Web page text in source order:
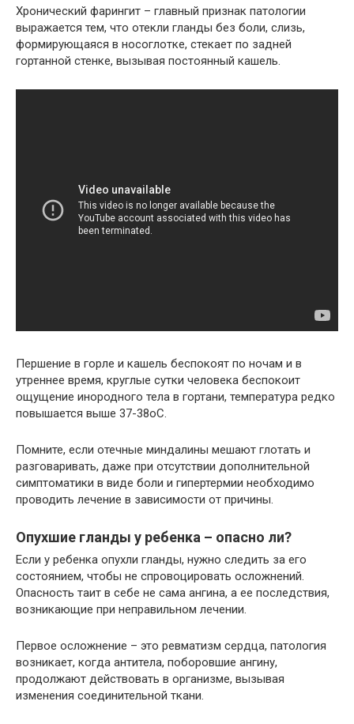
Хронический фарингит – главный признак патологии
выражается тем, что отекли гланды без боли, слизь,
формирующаяся в носоглотке, стекает по задней
гортанной стенке, вызывая постоянный кашель.
Першение в горле и кашель беспокоят по ночам и в
утреннее время, круглые сутки человека беспокоит
ощущение инородного тела в гортани, температура редко
повышается выше 37-38оС.
Помните, если отечные миндалины мешают глотать и
разговаривать, даже при отсутствии дополнительной
симптоматики в виде боли и гипертермии необходимо
проводить лечение в зависимости от причины.
Опухшие гланды у ребенка – опасно ли?
Если у ребенка опухли гланды, нужно следить за его
состоянием, чтобы не спровоцировать осложнений.
Опасность таит в себе не сама ангина, а ее последствия,
возникающие при неправильном лечении.
Первое осложнение – это ревматизм сердца, патология
возникает, когда антитела, поборовшие ангину,
продолжают действовать в организме, вызывая
изменения соединительной ткани.